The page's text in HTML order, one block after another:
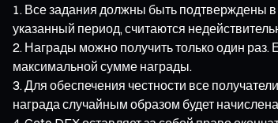
Все задания должны быть подтверждены в
указанный период, считаются
Награды можно получить только один раз.
максимальной сумме награды.
Для обеспечения честности все
награда случайным образом будет